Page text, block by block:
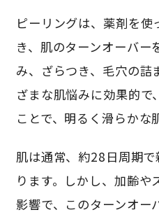
ピーリングは、薬剤を使
き、肌のターンオーバー
み、ざらつき、毛穴の詰
ざまな肌悩みに効果的で
ことで、明るく滑らかな
肌は通常、約28日周期
ります。しかし、加齢や
影響で、このターンオー